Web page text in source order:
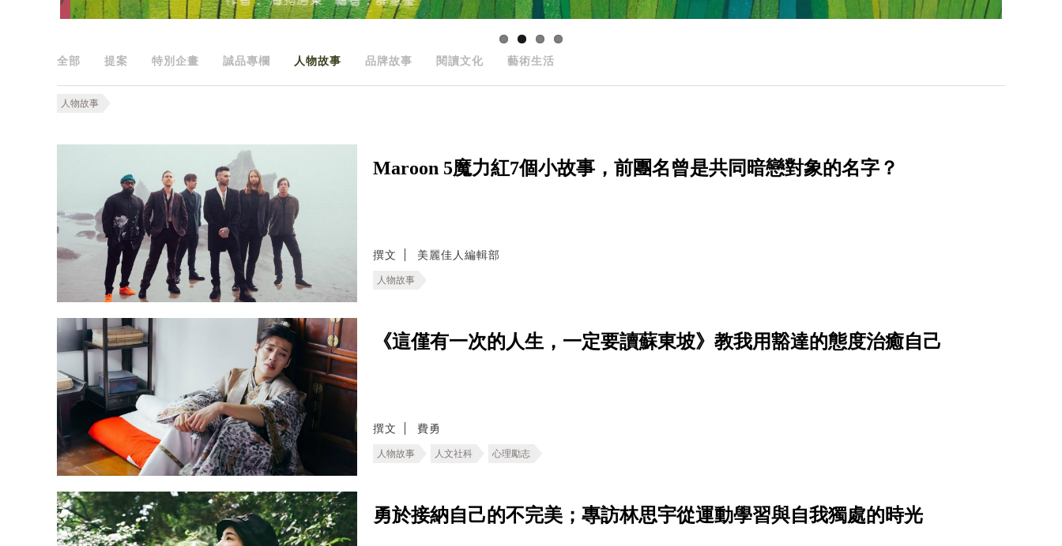
全部 提案 特別企畫 誠品專欄 人物故事 品牌故事 閱讀文化 藝術生活
人物故事
Maroon 5魔力紅7個小故事，前團名曾是共同暗戀對象的名字？
撰文 美麗佳人編輯部
人物故事
《這僅有一次的人生，一定要讀蘇東坡》教我用豁達的態度治癒自己
撰文 費勇
人物故事 人文社科 心理勵志
勇於接納自己的不完美；專訪林思宇從運動學習與自我獨處的時光